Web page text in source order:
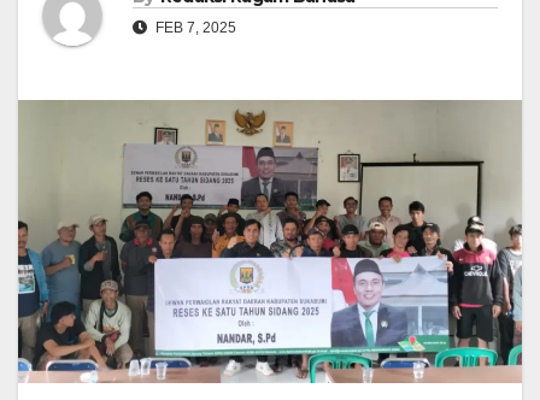
FEB 7, 2025